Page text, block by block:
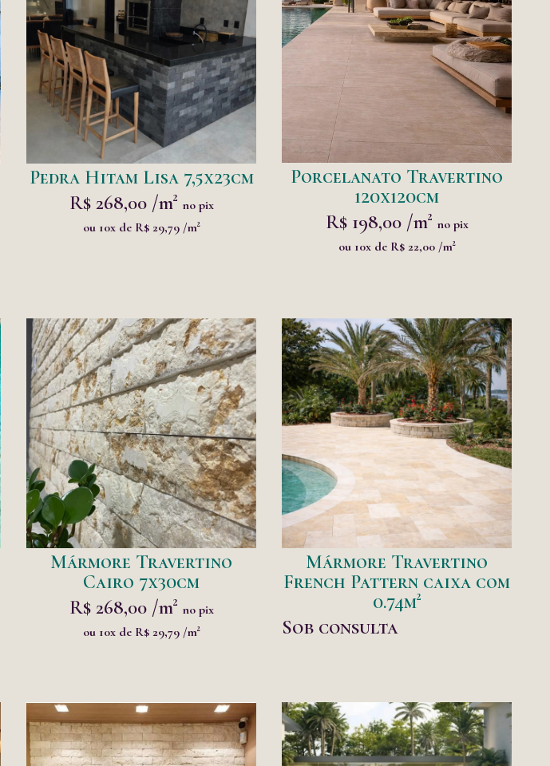
Pedra Hitam Lisa 7,5x23cm
R$ 268,00 /m² no pix
ou 10x de R$ 29,79 /m²
Porcelanato Travertino
120x120cm
R$ 198,00 /m² no pix
ou 10x de R$ 22,00 /m²
Mármore Travertino
Cairo 7x30cm
R$ 268,00 /m² no pix
ou 10x de R$ 29,79 /m²
Mármore Travertino
French Pattern caixa com
0.74m²
Sob consulta